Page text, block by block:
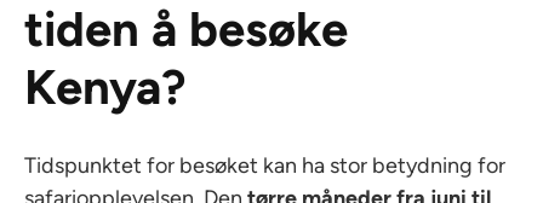
tiden å besøke
Kenya?
Tidspunktet for besøket kan ha stor betydning for